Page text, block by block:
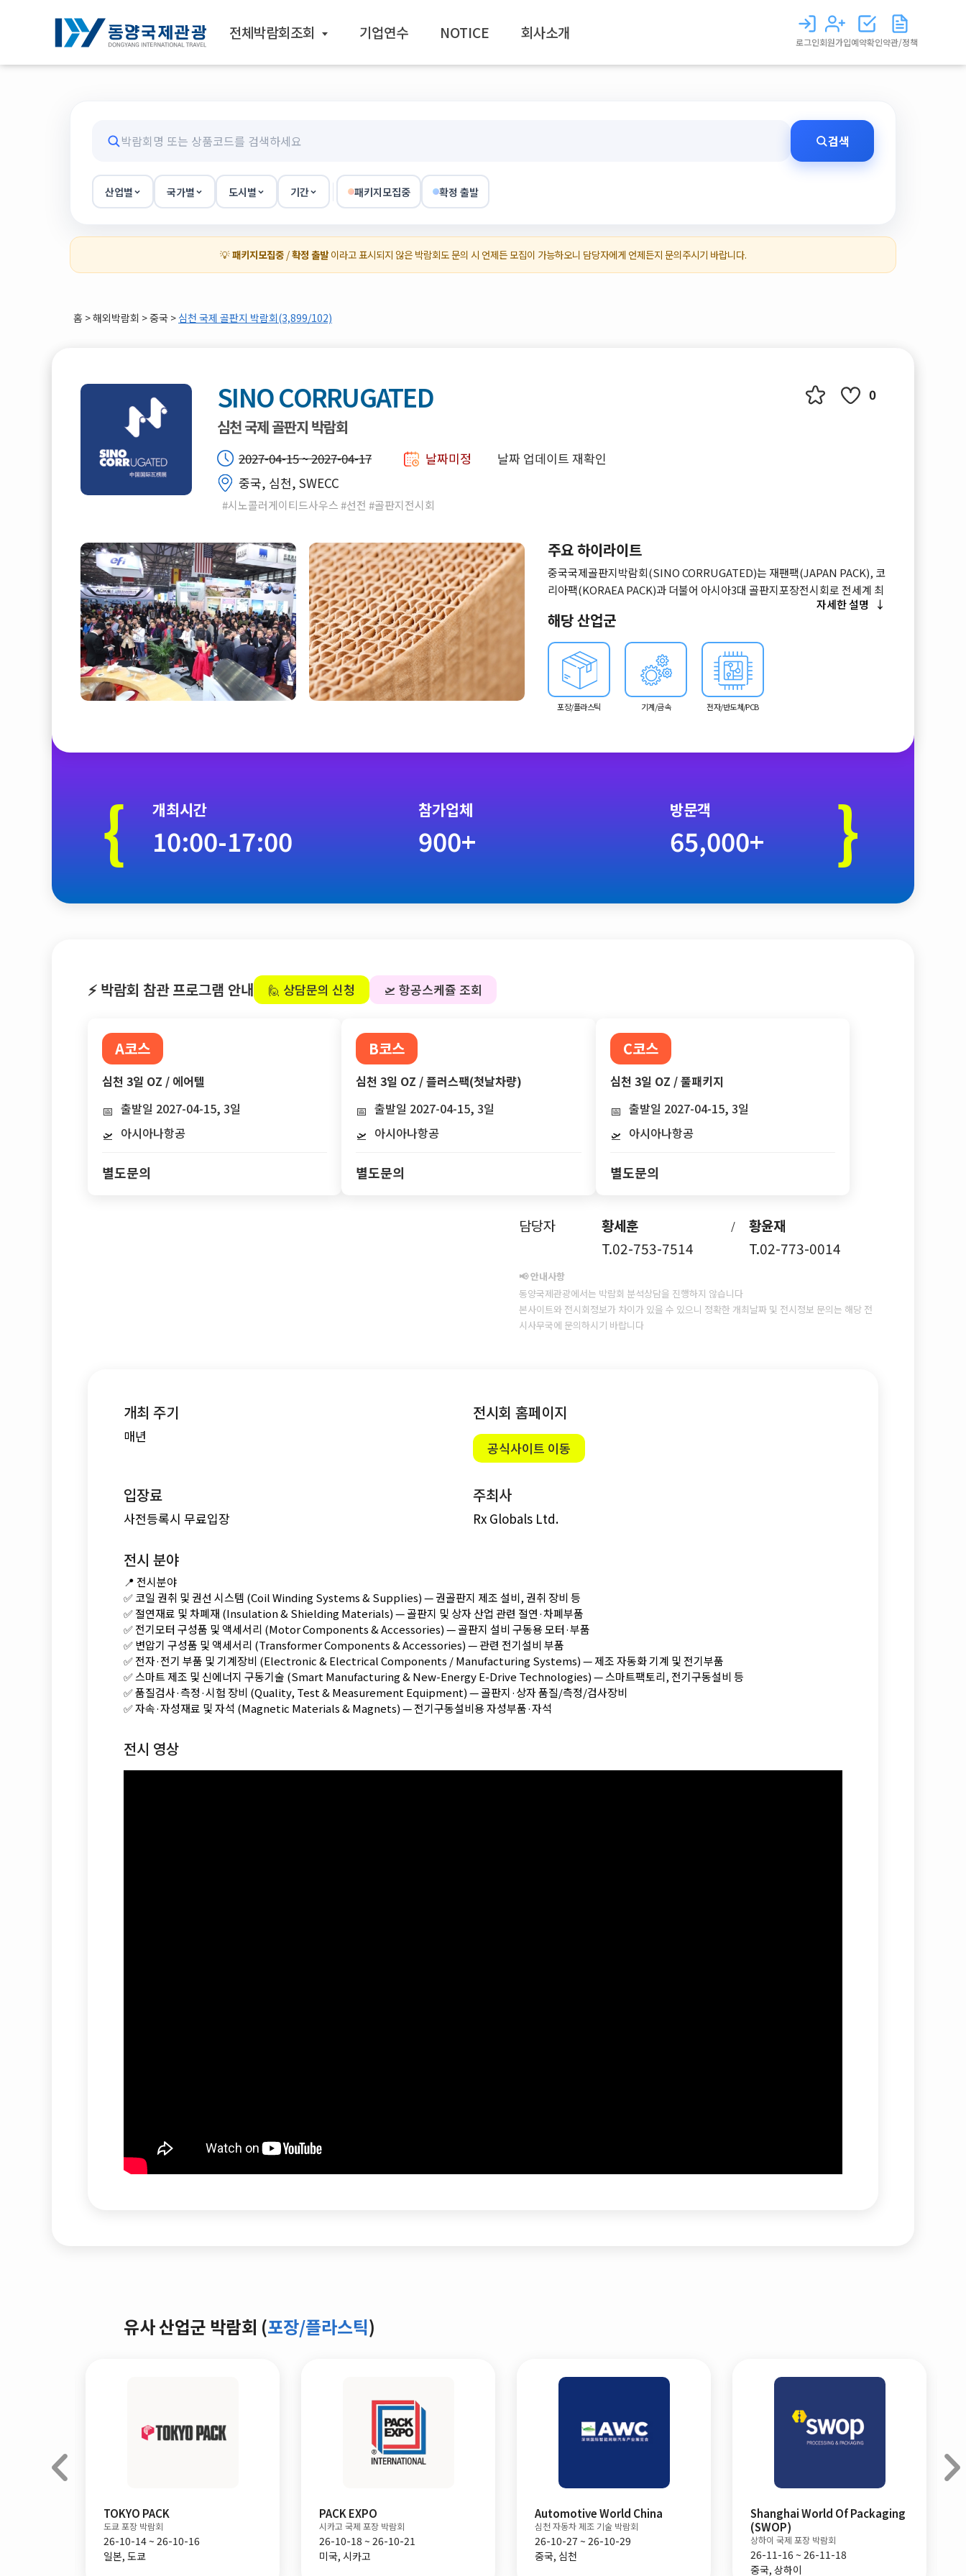
전체박람회조회 기업연수 NOTICE 회사소개
로그인회원가입예약확인약관/정책
검색
산업별 국가별 도시별 기간 패키지모집중 확정 출발
💡패키지모집중/확정 출발이라고 표시되지 않은 박람회도 문의 시 언제든 모집이 가능하오니 담당자에게 언제든지 문의주시기 바랍니다.
홈 >해외박람회 > 중국 > 심천 국제 골판지 박람회(3,899/102)
SINO CORRUGATED
심천 국제 골판지 박람회
2027-04-15 ~ 2027-04-17 날짜미정
날짜 업데이트 재확인
중국, 심천, SWECC
#시노콜러게이티드사우스 #선전 #골판지전시회
0
주요 하이라이트
중국국제골판지박람회(SINO CORRUGATED)는 재팬팩(JAPAN PACK), 코
리아팩(KORAEA PACK)과 더불어 아시아3대 골판지포장전시회로 전세계 최
신 골판지포장 시장정보와 발전 동향을 한눈에 파악할 수 있는 전시회입니다.
해마다 중국내 지역을 순회 개최를 하며 상하이, 심천(선전)에서 개최되었습
니다.
자세한 설명
해당 산업군
포장/플라스틱 기계/금속 전자/반도체/PCB
{ 개최시간 참가업체 방문객
10:00-17:00 900+ 65,000+ }
⚡ 박람회 참관 프로그램 안내 🙋 상담문의 신청 🛫 항공스케쥴 조회
A코스
심천 3일 OZ / 에어텔
📅 출발일 2027-04-15, 3일
🛫 아시아나항공
별도문의
B코스
심천 3일 OZ / 플러스팩(첫날차량)
📅 출발일 2027-04-15, 3일
🛫 아시아나항공
별도문의
C코스
심천 3일 OZ / 풀패키지
📅 출발일 2027-04-15, 3일
🛫 아시아나항공
별도문의
담당자 황세훈 /
황윤재
T.02-753-7514
T.02-773-0014
📢 안내사항
동양국제관광에서는 박람회 분석상담을 진행하지 않습니다
본사이트와 전시회정보가 차이가 있을 수 있으니 정확한 개최날짜 및 전시정보 문의는 해당 전
시사무국에 문의하시기 바랍니다
개최 주기
매년
전시회 홈페이지
공식사이트 이동
입장료
사전등록시 무료입장
주최사
Rx Globals Ltd.
전시 분야
📍 전시분야
✅ 코일 권취 및 권선 시스템 (Coil Winding Systems & Supplies) — 권골판지 제조 설비, 권취 장비 등
✅ 절연재료 및 차폐재 (Insulation & Shielding Materials) — 골판지 및 상자 산업 관련 절연·차폐부품
✅ 전기모터 구성품 및 액세서리 (Motor Components & Accessories) — 골판지 설비 구동용 모터·부품
✅ 변압기 구성품 및 액세서리 (Transformer Components & Accessories) — 관련 전기설비 부품
✅ 전자·전기 부품 및 기계장비 (Electronic & Electrical Components / Manufacturing Systems) — 제조 자동화 기계 및 전기부품
✅ 스마트 제조 및 신에너지 구동기술 (Smart Manufacturing & New-Energy E-Drive Technologies) — 스마트팩토리, 전기구동설비 등
✅ 품질검사·측정·시험 장비 (Quality, Test & Measurement Equipment) — 골판지·상자 품질/측정/검사장비
✅ 자속·자성재료 및 자석 (Magnetic Materials & Magnets) — 전기구동설비용 자성부품·자석
전시 영상
유사 산업군 박람회 (포장/플라스틱)
TOKYO PACK
도쿄 포장 박람회
26-10-14 ~ 26-10-16
일본, 도쿄
PACK EXPO
시카고 국제 포장 박람회
26-10-18 ~ 26-10-21
미국, 시카고
Automotive World China
심천 자동차 제조 기술 박람회
26-10-27 ~ 26-10-29
중국, 심천
Shanghai World Of Packaging
(SWOP)
상하이 국제 포장 박람회
26-11-16 ~ 26-11-18
중국, 상하이